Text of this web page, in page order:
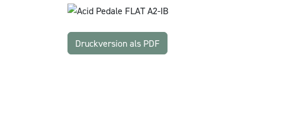
Druckversion als PDF